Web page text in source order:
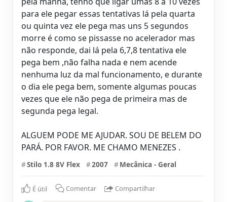
para ele pegar essas tentativas lá pela quarta
ou quinta vez ele pega mas uns 5 segundos
morre é como se pissasse no acelerador mas
não responde, dai lá pela 6,7,8 tentativa ele
pega bem ,não falha nada e nem acende
nenhuma luz da mal funcionamento, e durante
o dia ele pega bem, somente algumas poucas
vezes que ele não pega de primeira mas de
segunda pega legal.
ALGUEM PODE ME AJUDAR. SOU DE BELEM DO
PARÁ. POR FAVOR. ME CHAMO MENEZES .
#Stilo 1.8 8V Flex #2007 #Mecânica - Geral
É útil Comentar Compartilhar